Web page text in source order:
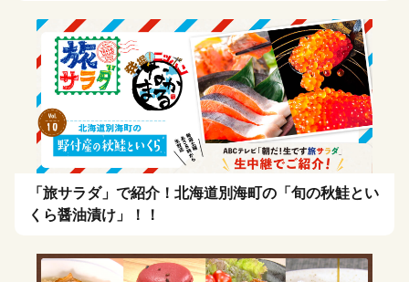
「旅サラダ」で紹介！北海道別海町の「旬の秋鮭とい
くら醤油漬け」！！